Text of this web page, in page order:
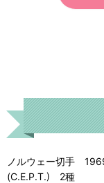
ノルウェー切手
(C.E.P.T.) 2種